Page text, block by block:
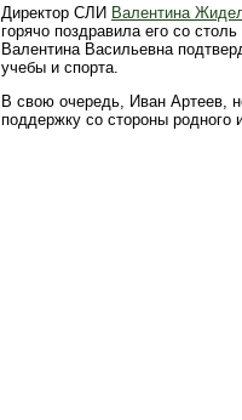
Директор СЛИ Валентина
горячо поздравила его со
Валентина Васильевна
учебы и спорта.
В свою очередь, Иван Артеев,
поддержку со стороны родного